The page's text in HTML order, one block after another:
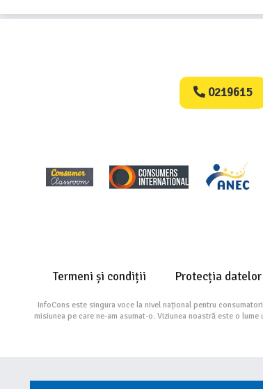
0219615
Termeni și condiții Protecția
InfoCons este singura voce la nivel național pentru
misiunea pe care ne-am asumat-o. Viziunea noastră este o